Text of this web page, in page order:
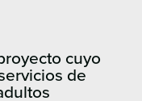
cuyo
de